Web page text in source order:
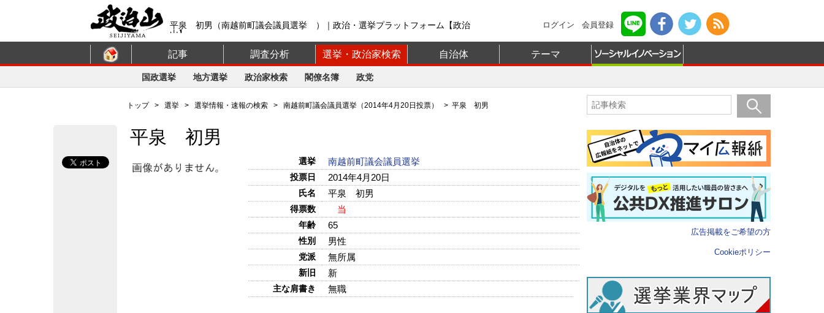
平泉 初男（南越前町議会議員選挙 ）｜政治・選挙プラットフォーム【政治
山】
ログイン 会員登録
記事 調査分析 選挙・政治家検索 自治体 テーマ
国政選挙 地方選挙 政治家検索 閣僚名簿 政党
トップ> 選挙 > 選挙情報・速報の検索 > 南越前町議会議員選挙（2014年4月20日投票） > 平泉 初男
平泉 初男
選挙 南越前町議会議員選挙
投票日 2014年4月20日
氏名 平泉 初男
得票数 当
年齢 65
性別 男性
党派 無所属
新旧 新
主な肩書き 無職
広告掲載をご希望の方
Cookieポリシー